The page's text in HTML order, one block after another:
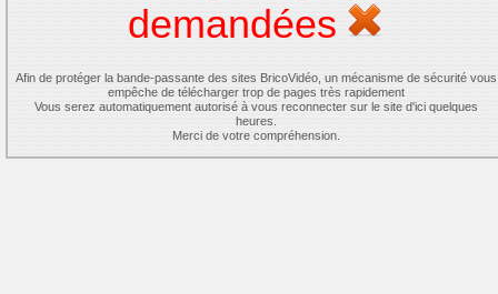
demandées
Afin de protéger la bande-passante des sites BricoVidéo, un mécanisme de sécurité vous
empêche de télécharger trop de pages très rapidement
Vous serez automatiquement autorisé à vous reconnecter sur le site d'ici quelques
heures.
Merci de votre compréhension.